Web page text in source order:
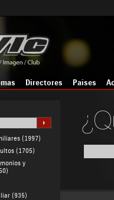
Directores Países
(1997)
(1705)
y
(935)